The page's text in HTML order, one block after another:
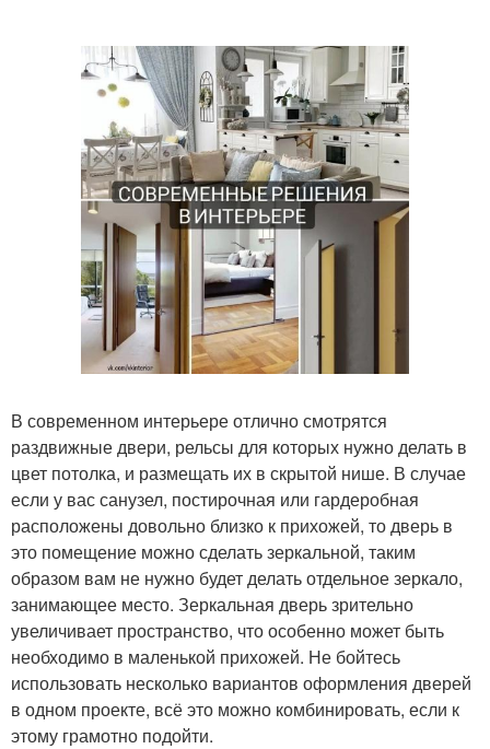
В современном интерьере отлично смотрятся
раздвижные двери, рельсы для которых нужно делать в
цвет потолка, и размещать их в скрытой нише. В случае
если у вас санузел, постирочная или гардеробная
расположены довольно близко к прихожей, то дверь в
это помещение можно сделать зеркальной, таким
образом вам не нужно будет делать отдельное зеркало,
занимающее место. Зеркальная дверь зрительно
увеличивает пространство, что особенно может быть
необходимо в маленькой прихожей. Не бойтесь
использовать несколько вариантов оформления дверей
в одном проекте, всё это можно комбинировать, если к
этому грамотно подойти.